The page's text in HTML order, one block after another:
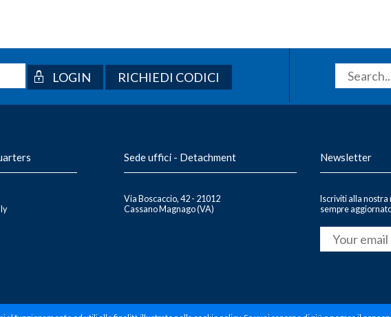
RICHIEDI CODICI
Sede uffici - Detachment
Via Boscaccio, 42 - 21012
Cassano Magnago (VA)
Newsletter
Iscriviti alla
sempre